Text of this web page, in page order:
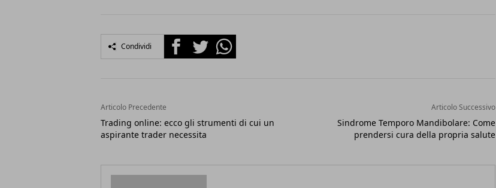
Condividi FacebookTwitterWhatsapp
Articolo Precedente
Trading online: ecco gli strumenti di cui un
aspirante trader necessita
Articolo Successivo
Sindrome Temporo Mandibolare: Come
prendersi cura della propria salute